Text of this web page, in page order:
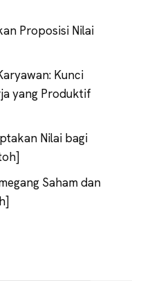
Proposisi Nilai
Kunci
yang Produktif
Nilai bagi
Saham dan